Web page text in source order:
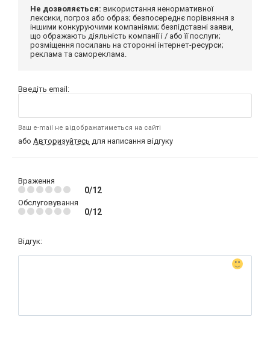
Не дозволяється: використання ненормативної
лексики, погроз або образ; безпосереднє порівняння з
іншими конкуруючими компаніями; безпідставні заяви,
що ображають діяльність компанії і / або її послуги;
розміщення посилань на сторонні інтернет-ресурси;
реклама та самореклама.
Введіть email:
Ваш e-mail не відображатиметься на сайті
або Авторизуйтесь для написання відгуку
Враження
0/12
Обслуговування
0/12
Відгук: